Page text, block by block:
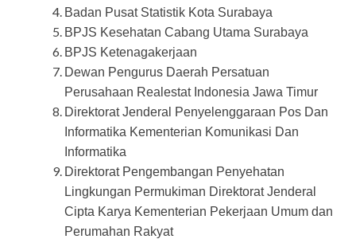
Badan Pusat Statistik Kota Surabaya
BPJS Kesehatan Cabang Utama Surabaya
BPJS Ketenagakerjaan
Dewan Pengurus Daerah Persatuan
Perusahaan Realestat Indonesia Jawa Timur
Direktorat Jenderal Penyelenggaraan Pos Dan
Informatika Kementerian Komunikasi Dan
Informatika
Direktorat Pengembangan Penyehatan
Lingkungan Permukiman Direktorat Jenderal
Cipta Karya Kementerian Pekerjaan Umum dan
Perumahan Rakyat